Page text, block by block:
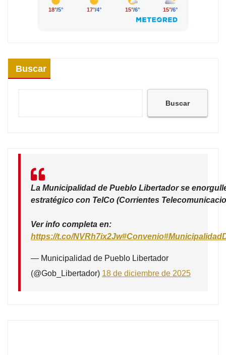
Buscar
Buscar
La Municipalidad de Pueblo Libertador se
estratégico con TelCo (Corrientes
Ver info completa en:
https://t.co/NVRh7ix2Jw#Convenio
— Municipalidad de Pueblo Libertador
(@Gob_Libertador) 18 de diciembre de 2025